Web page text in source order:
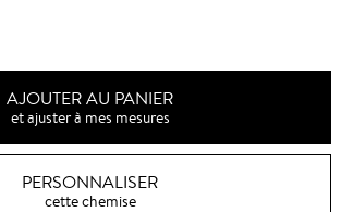
AJOUTER AU PANIER
et ajuster à mes mesures
PERSONNALISER
cette chemise